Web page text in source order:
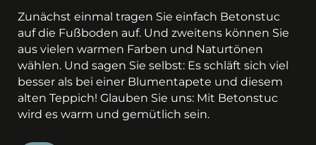
Zunächst einmal tragen Sie einfach Betonstuc
auf die Fußboden auf. Und zweitens können Sie
aus vielen warmen Farben und Naturtönen
wählen. Und sagen Sie selbst: Es schläft sich viel
besser als bei einer Blumentapete und diesem
alten Teppich! Glauben Sie uns: Mit Betonstuc
wird es warm und gemütlich sein.